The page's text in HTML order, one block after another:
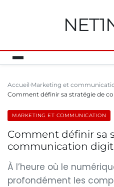
Accueil Marketing et
Comment définir sa stratégie de
MARKETING ET COMMUNICATION
Comment définir sa
communication
À l’heure où le
profondément les